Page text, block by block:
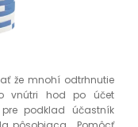
že mnohí odtrhnutie
vnútri hod po účet
podklad účastník